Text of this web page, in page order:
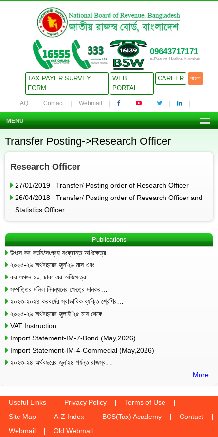
09643717171
e-Return Hotline Number
TAX PAYER SURVEY-
FORM
WEB
PORTAL
CAREER বাংলা
FAQ Contact Webmail
MENU
Transfer Posting->Research Officer
Research Officer
27/01/2019 Transfer/ Posting order of Research Officer
26/04/2018 Transfer/ Posting order of Research Officer and
Statistics Officer.
Publications
উৎসে কর কর্তন/সংগ্রহ সংক্রান্ত অধিক্ষেত্র…
২০২৫-২৬ অর্থবছরের জুন’২৬ মাস এবং…
কর অঞ্চল-১০, ঢাকা এর অধিক্ষেত্র…
সম্পত্তির দলিল নিবন্ধনের ক্ষেত্রে দানকর…
২০২৩-২০২৪ করবর্ষের স্বাভাবিক ব্যক্তি শ্রেণির…
২০২৫-২৬ অর্থবছরের জুলাই’২৫ মাস থেকে…
VAT Instruction
Import Statement-IM-7-Bond (May,2026)
Import Statement-IM-4-Commecial (May,2026)
২০২৩-২৪ অর্থবছরের জুন’২৪ পর্যন্ত রাজস্ব…
More..
Useful Links Privacy Policy
Terms of Use
Site Map
A-Z Index BCS(Tax) Academy
Contact
Webmail
Old Webmail